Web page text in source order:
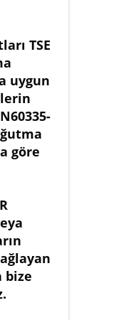
TSE
uygun
göre